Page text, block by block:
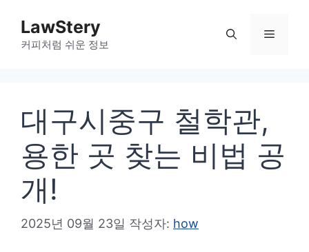
LawStery
커피처럼 쉬운 정보
메
대구시중구 철학관,
용한 곳 찾는 비법 공
개!
2025년 09월 23일 작성자: how